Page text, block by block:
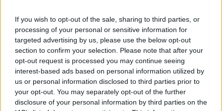
If you wish to opt-out of the sale, sharing to third parties, or
processing of your personal or sensitive information for
targeted advertising by us, please use the below opt-out
section to confirm your selection. Please note that after your
opt-out request is processed you may continue seeing
interest-based ads based on personal information utilized by
us or personal information disclosed to third parties prior to
your opt-out. You may separately opt-out of the further
disclosure of your personal information by third parties on the